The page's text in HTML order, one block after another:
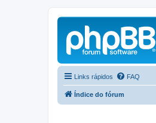
Links rápidos FAQ
Índice do fórum